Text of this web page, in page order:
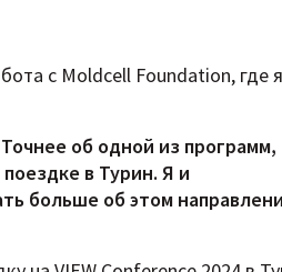
с Moldcell Foundation, где я
об одной из программ,
в Турин. Я и
больше об этом